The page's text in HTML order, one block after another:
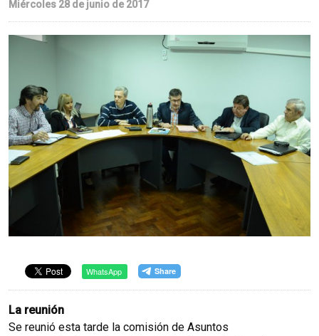
Miércoles 28 de junio de 2017
WhatsApp
La reunión
Se reunió esta tarde la comisión de Asuntos